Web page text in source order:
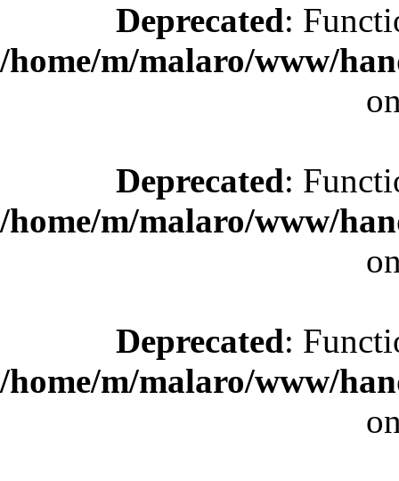
Deprecated:
/home/m/malaro/www/
Deprecated:
/home/m/malaro/www/
Deprecated:
/home/m/malaro/www/